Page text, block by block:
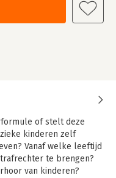
of stelt deze
kinderen zelf
Vanaf welke leeftijd
te brengen?
van kinderen?